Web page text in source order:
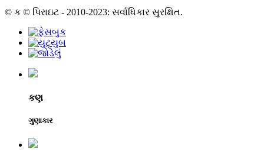
© ક © પિરાઇટ - 2010-2023: સર્વાધિકાર સુરક્ષિત.
કણ
ગુણાકાર